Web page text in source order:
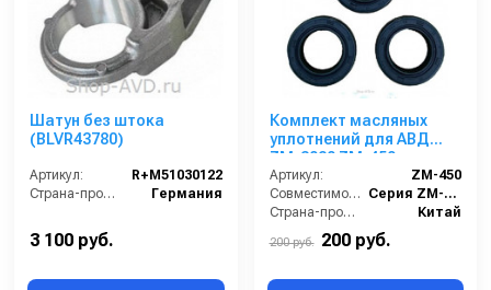
Шатун без штока
(BLVR43780)
Артикул:
R+M51030122
Страна-производитель:
Германия
3 100 руб.
Комплект масляных
уплотнений для АВД
ZM-3020 ZM-450
Артикул:
ZM-450
Совместимость:
Серия ZM-3020 (помпа ZM-2015)
Страна-производитель:
Китай
200 руб. 200 руб.